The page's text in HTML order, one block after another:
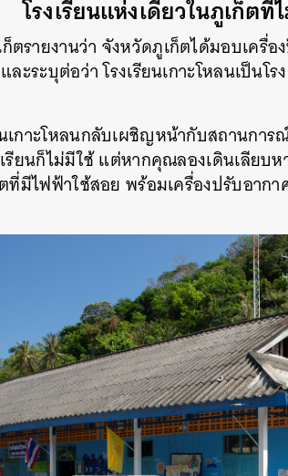
โรงเรียนแห่งเดียวในภูเก็ตที่
ตรายงานว่า จังหวัดภูเก็ตได้มอบเครื่อ
ะระบุต่อว่า โรงเรียนเกาะโหลนเป็นโ
เกาะโหลนกลับเผชิญหน้ากับสถานการ
ยนก็ไม่มีใช้ แต่หากคุณลองเดินเลียบห
ที่มีไฟฟ้าใช้สอย พร้อมเครื่องปรับอาก